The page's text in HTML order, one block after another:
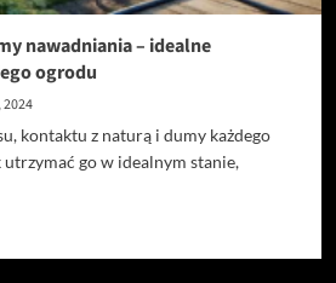
nawadniania – idealne
ogrodu
kontaktu z naturą i dumy każdego
go w idealnym stanie,